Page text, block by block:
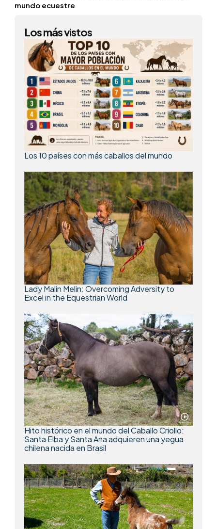
mundo ecuestre
Los más vistos
Los 10 países con más caballos del mundo
Lady Malin Melin: Overcoming Adversity to
Excel in the Equestrian World
Hito histórico en el mundo del Caballo Criollo:
Santa Elba y Santa Ana adquieren una yegua
chilena nacida en Brasil